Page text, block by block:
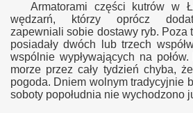
Armatorami części kutrów w
wędzarń, którzy oprócz
zapewniali sobie dostawy ryb. Poza
posiadały dwóch lub trzech
wspólnie wypływających na
morze przez cały tydzień chyba,
pogoda. Dniem wolnym tradycyjnie
soboty popołudnia nie wychodzono